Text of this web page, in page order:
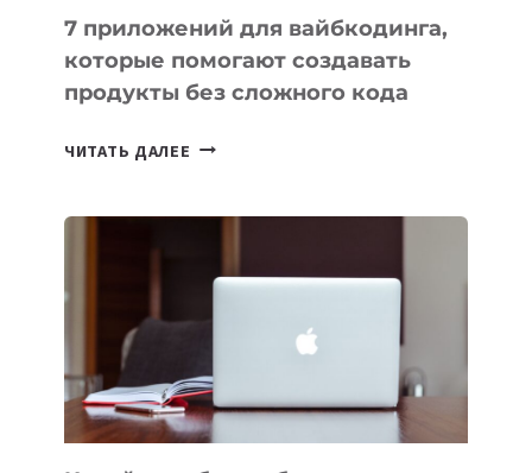
7 приложений для вайбкодинга,
которые помогают создавать
продукты без сложного кода
ЧИТАТЬ ДАЛЕЕ
ПОМОГАЮТ
СОЗДАВАТЬ
БЕЗ
СЛОЖНОГО
КОДА